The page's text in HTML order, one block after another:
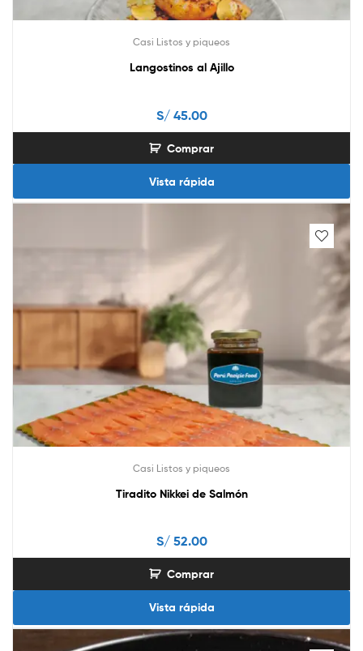
Casi Listos y piqueos
Langostinos al Ajillo
S/45.00
Comprar
Vista rápida
Casi Listos y piqueos
Tiradito Nikkei de Salmón
S/52.00
Comprar
Vista rápida